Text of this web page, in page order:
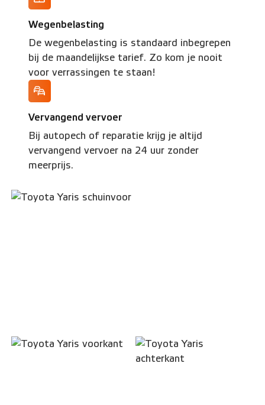
Wegenbelasting
De wegenbelasting is standaard inbegrepen
bij de maandelijkse tarief. Zo kom je nooit
voor verrassingen te staan!
Vervangend vervoer
Bij autopech of reparatie krijg je altijd
vervangend vervoer na 24 uur zonder
meerprijs.